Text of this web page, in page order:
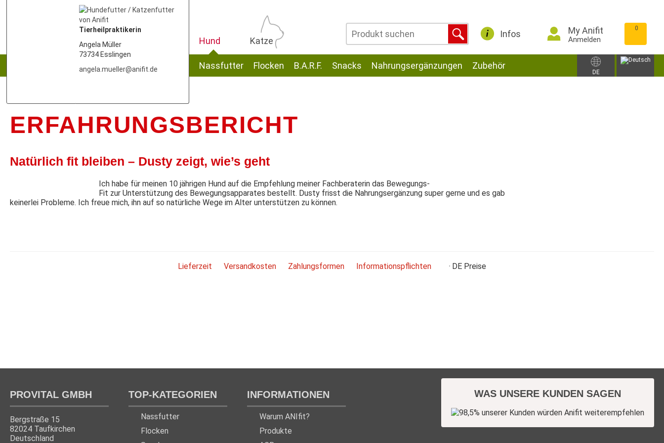
Hund
Nassfutter Flocken B.A.R.F. Snacks Nahrungsergänzungen Zubehör
Katze
Infos My Anifit
Anmelden
0
Tierheilpraktikerin
Angela Müller
73734 Esslingen
angela.mueller@anifit.de
DE
ERFAHRUNGSBERICHT
Natürlich fit bleiben – Dusty zeigt, wie’s geht
Ich habe für meinen 10 jährigen Hund auf die Empfehlung meiner Fachberaterin das Bewegungs-
Fit zur Unterstützung des Bewegungsapparates bestellt. Dusty frisst die Nahrungsergänzung super gerne und es gab
keinerlei Probleme. Ich freue mich, ihn auf so natürliche Wege im Alter unterstützen zu können.
Lieferzeit Versandkosten Zahlungsformen Informationspflichten DE Preise
WAS UNSERE KUNDEN SAGEN
PROVITAL GMBH
Bergstraße 15
82024 Taufkirchen
Deutschland
TOP-KATEGORIEN
Nassfutter
Flocken
INFORMATIONEN
Warum ANIfit?
Produkte